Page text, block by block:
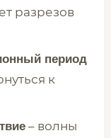
разрезов
период
к
– волны